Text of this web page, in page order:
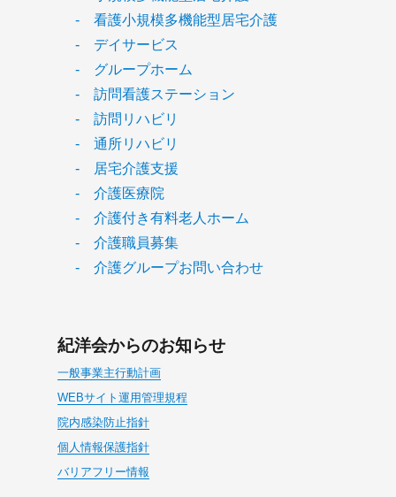
- 看護小規模多機能型居宅介護
- デイサービス
- グループホーム
- 訪問看護ステーション
- 訪問リハビリ
- 通所リハビリ
- 居宅介護支援
- 介護医療院
- 介護付き有料老人ホーム
- 介護職員募集
- 介護グループお問い合わせ
紀洋会からのお知らせ
一般事業主行動計画
WEBサイト運用管理規程
院内感染防止指針
個人情報保護指針
バリアフリー情報